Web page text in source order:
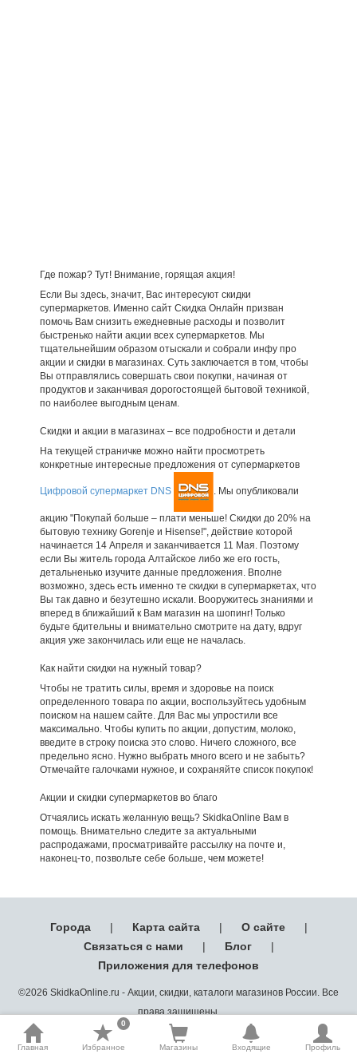
Где пожар? Тут! Внимание, горящая акция!
Если Вы здесь, значит, Вас интересуют скидки
супермаркетов. Именно сайт Скидка Онлайн призван
помочь Вам снизить ежедневные расходы и позволит
быстренько найти акции всех супермаркетов. Мы
тщательнейшим образом отыскали и собрали инфу про
акции и скидки в магазинах. Суть заключается в том, чтобы
Вы отправлялись совершать свои покупки, начиная от
продуктов и заканчивая дорогостоящей бытовой техникой,
по наиболее выгодным ценам.
Скидки и акции в магазинах – все подробности и детали
На текущей страничке можно найти просмотреть
конкретные интересные предложения от супермаркетов
Цифровой супермаркет DNS . Мы опубликовали
акцию "Покупай больше – плати меньше! Скидки до 20% на
бытовую технику Gorenje и Hisense!", действие которой
начинается 14 Апреля и заканчивается 11 Мая. Поэтому
если Вы житель города Алтайское либо же его гость,
детальненько изучите данные предложения. Вполне
возможно, здесь есть именно те скидки в супермаркетах, что
Вы так давно и безутешно искали. Вооружитесь знаниями и
вперед в ближайший к Вам магазин на шопинг! Только
будьте бдительны и внимательно смотрите на дату, вдруг
акция уже закончилась или еще не началась.
Как найти скидки на нужный товар?
Чтобы не тратить силы, время и здоровье на поиск
определенного товара по акции, воспользуйтесь удобным
поиском на нашем сайте. Для Вас мы упростили все
максимально. Чтобы купить по акции, допустим, молоко,
введите в строку поиска это слово. Ничего сложного, все
предельно ясно. Нужно выбрать много всего и не забыть?
Отмечайте галочками нужное, и сохраняйте список покупок!
Акции и скидки супермаркетов во благо
Отчаялись искать желанную вещь? SkidkaOnline Вам в
помощь. Внимательно следите за актуальными
распродажами, просматривайте рассылку на почте и,
наконец-то, позвольте себе больше, чем можете!
Города | Карта сайта | О сайте
|
Связаться с нами
| Блог
|
Приложения для телефонов
©2026 SkidkaOnline.ru - Акции, скидки, каталоги магазинов России. Все
права защищены.
Главная Избранное
0
Магазины Входящие Профиль